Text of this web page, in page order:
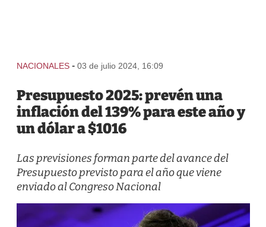
NACIONALES - 03 de julio 2024, 16:09
Presupuesto 2025: prevén una
inflación del 139% para este año y
un dólar a $1016
Las previsiones forman parte del avance del
Presupuesto previsto para el año que viene
enviado al Congreso Nacional